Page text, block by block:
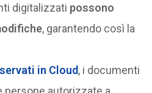
digitalizzati possono
, garantendo così la
in Cloud, i documenti